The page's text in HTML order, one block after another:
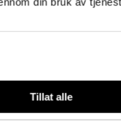
Tillat alle